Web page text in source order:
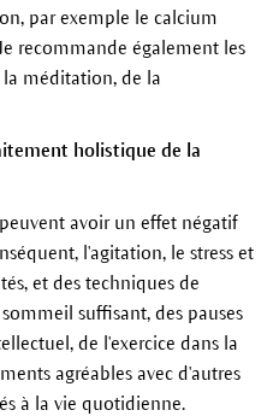
par exemple le calcium
recommande également les
méditation, de la
holistique de la
avoir un effet négatif
l'agitation, le stress et
et des techniques de
suffisant, des pauses
, de l'exercice dans la
agréables avec d'autres
à la vie quotidienne.